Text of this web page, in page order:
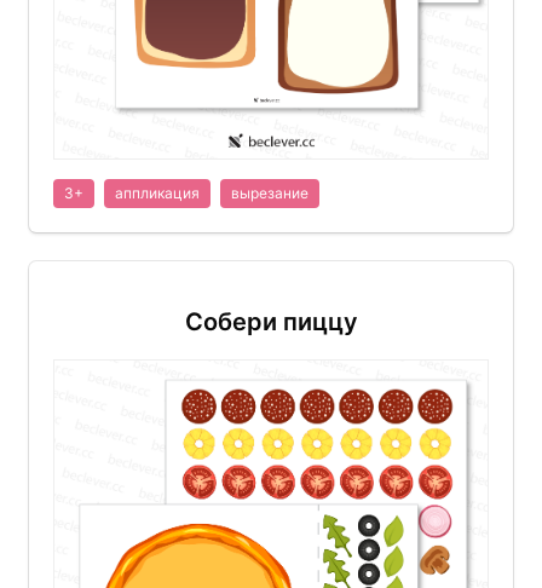
3+ аппликация вырезание
Собери пиццу